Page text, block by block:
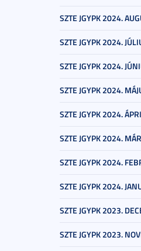
SZTE JGYPK 2024.
SZTE JGYPK 2024.
SZTE JGYPK 2024.
SZTE JGYPK 2024.
SZTE JGYPK 2024.
SZTE JGYPK 2024.
SZTE JGYPK 2024.
SZTE JGYPK 2024.
SZTE JGYPK 2023.
SZTE JGYPK 2023.